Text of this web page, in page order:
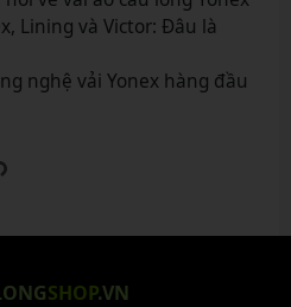
Lining và Victor: Đâu là
nghệ vải Yonex hàng đầu
SHOP.VN